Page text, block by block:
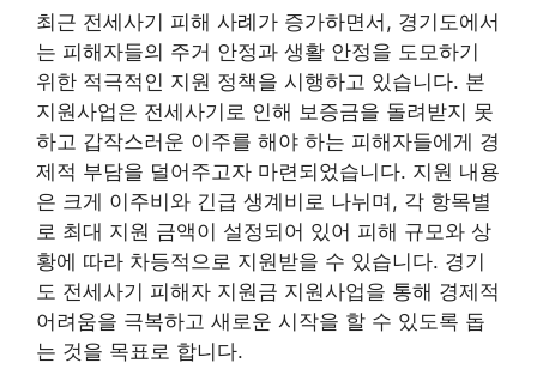
최근 전세사기 피해 사례가 증가하면서, 경기도에서
는 피해자들의 주거 안정과 생활 안정을 도모하기
위한 적극적인 지원 정책을 시행하고 있습니다. 본
지원사업은 전세사기로 인해 보증금을 돌려받지 못
하고 갑작스러운 이주를 해야 하는 피해자들에게 경
제적 부담을 덜어주고자 마련되었습니다. 지원 내용
은 크게 이주비와 긴급 생계비로 나뉘며, 각 항목별
로 최대 지원 금액이 설정되어 있어 피해 규모와 상
황에 따라 차등적으로 지원받을 수 있습니다. 경기
도 전세사기 피해자 지원금 지원사업을 통해 경제적
어려움을 극복하고 새로운 시작을 할 수 있도록 돕
는 것을 목표로 합니다.